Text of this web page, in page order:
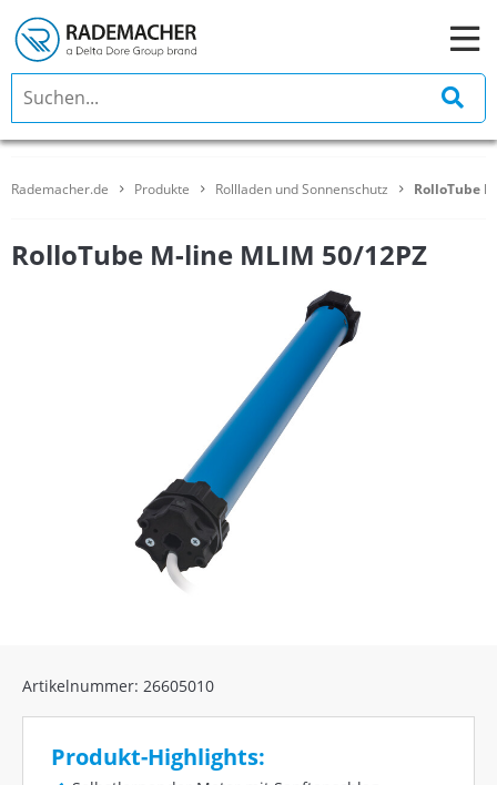
Rademacher.de Produkte Rollladen und Sonnenschutz RolloTube
RolloTube M-line MLIM 50/12PZ
Artikelnummer: 26605010
Produkt-Highlights: